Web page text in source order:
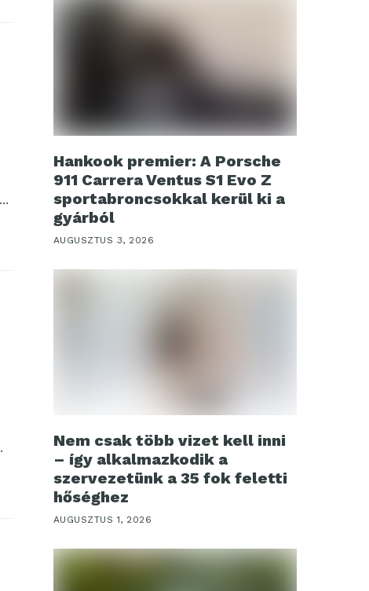
Hankook premier: A Porsche
911 Carrera Ventus S1 Evo Z
sportabroncsokkal kerül ki a
gyárból
AUGUSZTUS 3, 2026
Nem csak több vizet kell inni
– így alkalmazkodik a
szervezetünk a 35 fok feletti
hőséghez
AUGUSZTUS 1, 2026